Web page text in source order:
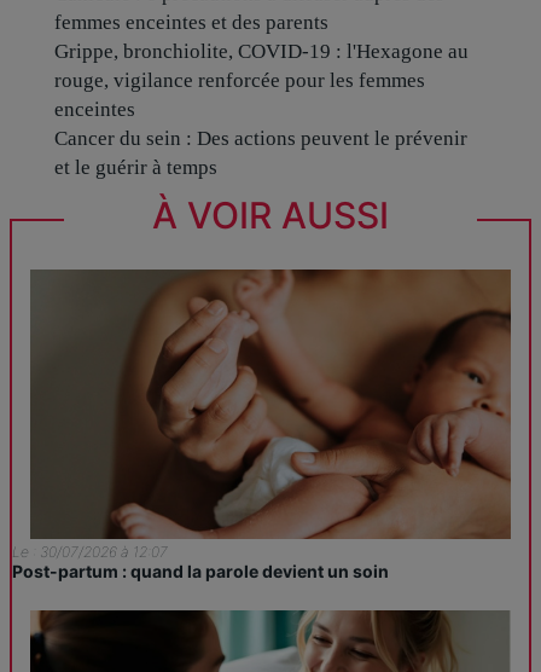
femmes enceintes et des parents
Grippe, bronchiolite, COVID-19 : l'Hexagone au
rouge, vigilance renforcée pour les femmes
enceintes
Cancer du sein : Des actions peuvent le prévenir
et le guérir à temps
À VOIR AUSSI
Le : 30/07/2026 à 12:07
Post-partum : quand la parole devient un soin